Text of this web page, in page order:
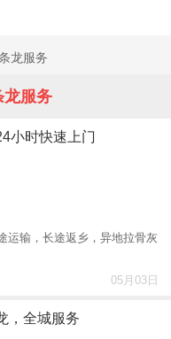
龙服务
龙服务
小时快速上门
运输，长途返乡，异地拉骨灰
05月03日
，全城服务